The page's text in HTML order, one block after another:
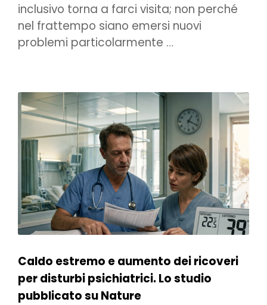
inclusivo torna a farci visita; non perché
nel frattempo siano emersi nuovi
problemi particolarmente …
Caldo estremo e aumento dei ricoveri
per disturbi psichiatrici. Lo studio
pubblicato su Nature